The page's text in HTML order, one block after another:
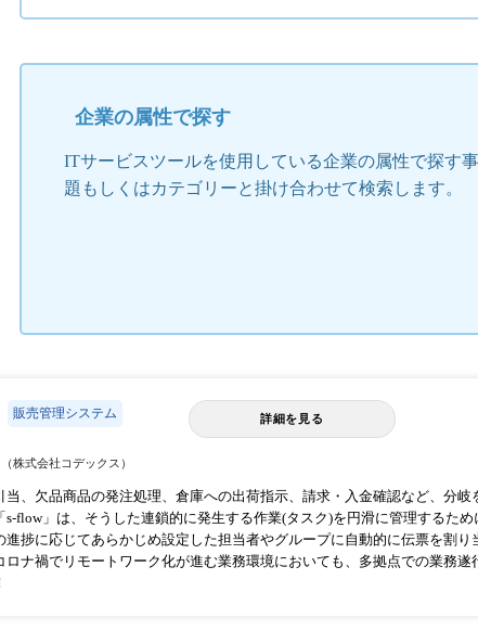
企業の属性で探す
ITサービスツールを使用している企業の属性で探す
題もしくはカテゴリーと掛け合わせて検索します。
販売管理システム 詳細を見る
（株式会社コデックス）
、欠品商品の発注処理、倉庫への出荷指示、請求・入金確認など、分岐
flow」は、そうした連鎖的に発生する作業(タスク)を円滑に管理するた
捗に応じてあらかじめ設定した担当者やグループに自動的に伝票を割り
ナ禍でリモートワーク化が進む業務環境においても、多拠点での業務遂